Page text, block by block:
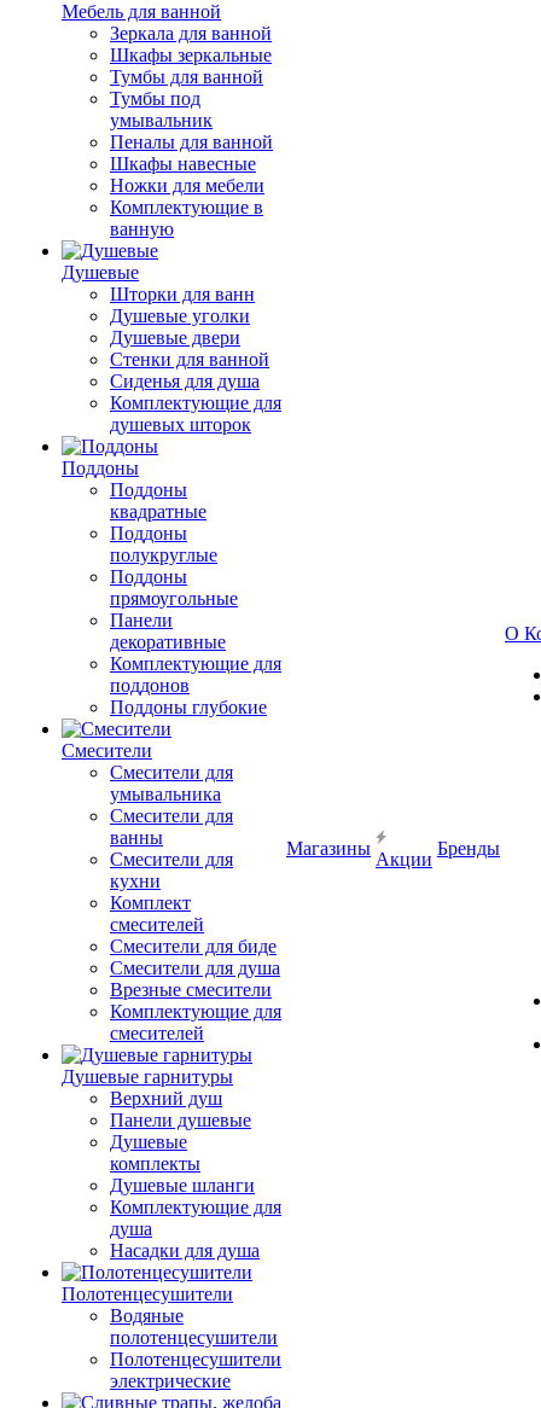
Мебель для ванной
Зеркала для ванной
Шкафы зеркальные
Тумбы для ванной
Тумбы под
умывальник
Пеналы для ванной
Шкафы навесные
Ножки для мебели
Комплектующие в
ванную
Душевые
Шторки для ванн
Душевые уголки
Душевые двери
Стенки для ванной
Сиденья для душа
Комплектующие для
душевых шторок
Поддоны
Поддоны
квадратные
Поддоны
полукруглые
Поддоны
прямоугольные
Панели
декоративные
Комплектующие для
поддонов
Поддоны глубокие
Смесители
Смесители для
умывальника
Смесители для
ванны
Смесители для
кухни
Комплект
смесителей
Смесители для биде
Смесители для душа
Врезные смесители
Комплектующие для
смесителей
Душевые гарнитуры
Верхний душ
Панели душевые
Душевые
комплекты
Душевые шланги
Комплектующие для
душа
Насадки для душа
Полотенцесушители
Водяные
полотенцесушители
Полотенцесушители
электрические
Магазины
Акции
Бренды
О